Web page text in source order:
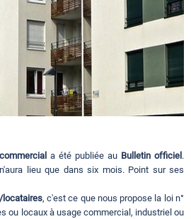
a été publiée au Bulletin officiel .
lieu que dans six mois. Point sur ses
locataires, c'est ce que nous propose la loi n°
ou locaux à usage commercial, industriel ou